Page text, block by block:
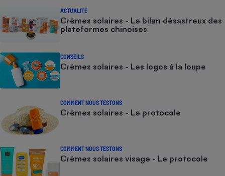
ACTUALITÉ
Crèmes solaires - Le bilan désastreux des
plateformes chinoises
CONSEILS
Crèmes solaires - Les logos à la loupe
COMMENT NOUS TESTONS
Crèmes solaires - Le protocole
COMMENT NOUS TESTONS
Crèmes solaires visage - Le protocole